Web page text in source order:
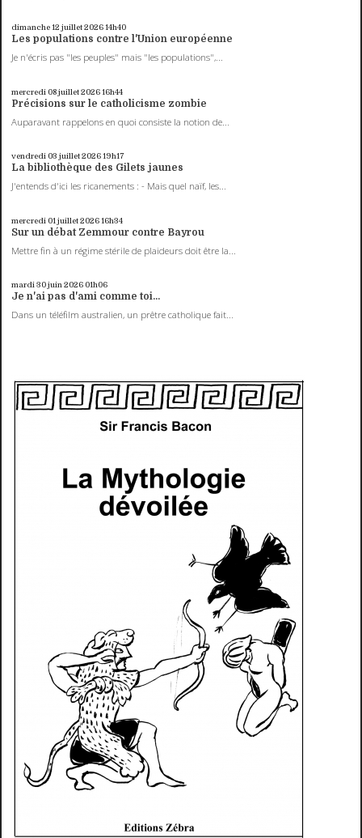
dimanche 12 juillet 202614h40
Les populations contre l'Union européenne
Je n'écris pas "les peuples" mais "les populations",...
mercredi 08juillet 202616h44
Précisions sur le catholicisme zombie
Auparavant rappelons en quoi consiste la notion de...
vendredi 03 juillet 202619h17
La bibliothèque des Gilets jaunes
J'entends d'ici les ricanements : - Mais quel naïf, les...
mercredi 01 juillet 202616h34
Sur un débat Zemmour contre Bayrou
Mettre fin à un régime stérile de plaideurs doit être la...
mardi 30juin 2026 01h06
Je n'ai pas d'ami comme toi...
Dans un téléfilm australien, un prêtre catholique fait...